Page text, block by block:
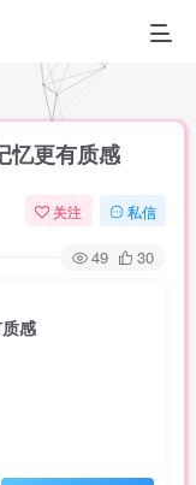
忆更有质感
关注 私信
49 30
感